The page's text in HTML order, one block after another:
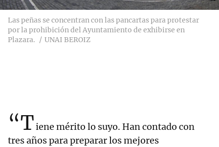
Las peñas se concentran con las pancartas para protestar
por la prohibición del Ayuntamiento de exhibirse en
Plazara.
UNAI BEROIZ
“Tiene mérito lo suyo. Han contado con
tres años para preparar los mejores